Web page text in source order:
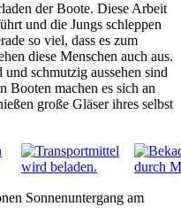
der Boote. Diese Arbeit
und die Jungs schleppen
so viel, dass es zum
diese Menschen auch aus.
schmutzig aussehen sind
Booten machen es sich an
große Gläser ihres selbst
Sonnenuntergang am